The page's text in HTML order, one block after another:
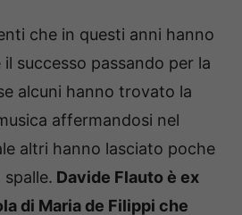
che in questi anni hanno
successo passando per la
alcuni hanno trovato la
affermandosi nel
altri hanno lasciato poche
Davide Flauto è ex
di Maria de Filippi che